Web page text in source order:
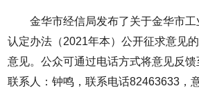
金华市经信局发布了关于金华市
认定办法（2021年本）公开征求意见
意见。公众可通过电话方式将意见反馈
联系人：钟鸣，联系电话82463633，